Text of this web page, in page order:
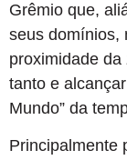
Grêmio que,
seus domínios,
proximidade
tanto e
Mundo” da
Principalmente